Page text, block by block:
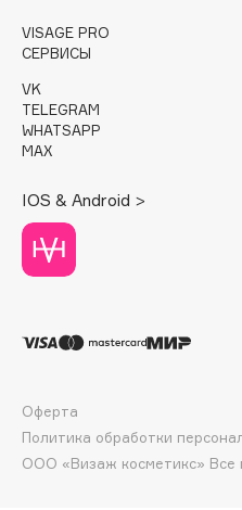
E
Ecolatier
Ecotools
EGIA
Eigshow
Elemis
Ella Bartsueva Brushes
Emmanuelle Jane
Enough
EpilProfi
VISAGE PRO
СЕРВИСЫ
VK
TELEGRAM
WHATSAPP
MAX
IOS & Android >
ООО «Визаж косметикс» Все
Оферта
Политика обработки